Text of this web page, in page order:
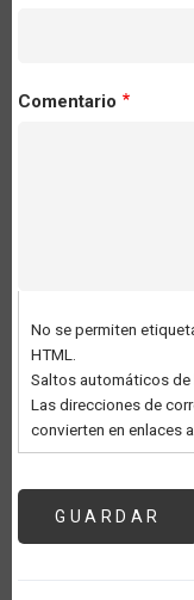
Comentario
No se permiten
HTML.
Saltos automáticos de
Las direcciones de
convierten en enlaces